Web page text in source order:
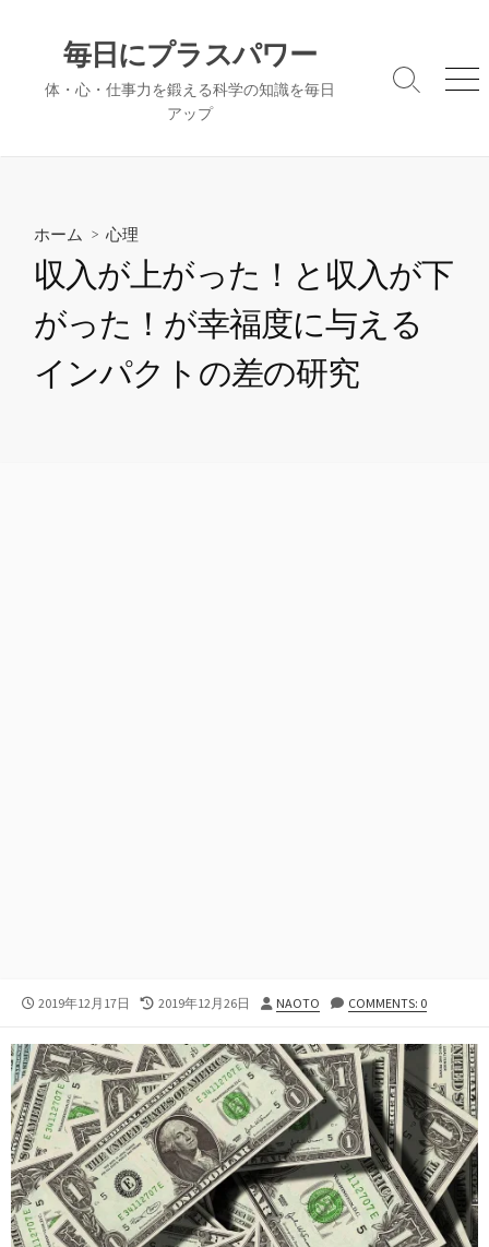
毎日にプラスパワー
体・心・仕事力を鍛える科学の知識を毎日
アップ
検
メ
ホーム > 心理
収入が上がった！と収入が下
がった！が幸福度に与える
インパクトの差の研究
公
日
2019年12月17日
最
更
新
日
2019年12月26日
投
者
NAOTO COMMENTS: 0